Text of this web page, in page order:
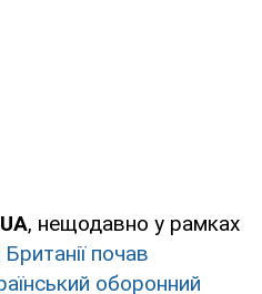
, нещодавно у рамках
почав
оборонний